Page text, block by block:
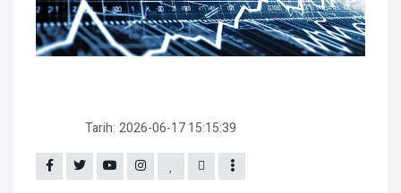
Tarih: 2026-06-17 15:15:39